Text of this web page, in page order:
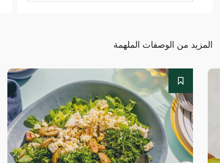
المزيد من الوصفات الملهمة